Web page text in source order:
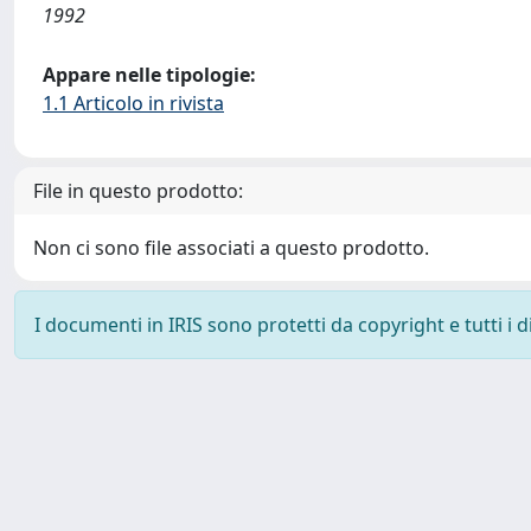
1992
Appare nelle tipologie:
1.1 Articolo in rivista
File in questo prodotto:
Non ci sono file associati a questo prodotto.
I documenti in IRIS sono protetti da copyright e tutti i